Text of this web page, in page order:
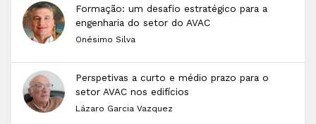
Formação: um desafio estratégico para a
engenharia do setor do AVAC
Onésimo Silva
Perspetivas a curto e médio prazo para o
setor AVAC nos edifícios
Lázaro Garcia Vazquez